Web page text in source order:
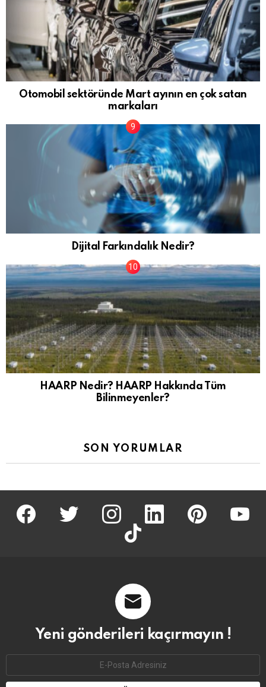
Otomobil sektöründe Mart ayının en çok satan
markaları
Dijital Farkındalık Nedir?
HAARP Nedir? HAARP Hakkında Tüm
Bilinmeyenler?
SON YORUMLAR
facebook twitter İnstagram linkedin pinterest
tiktok
Yeni gönderileri kaçırmayın !